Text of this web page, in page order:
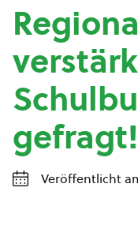
gefragt!
Veröffentlicht